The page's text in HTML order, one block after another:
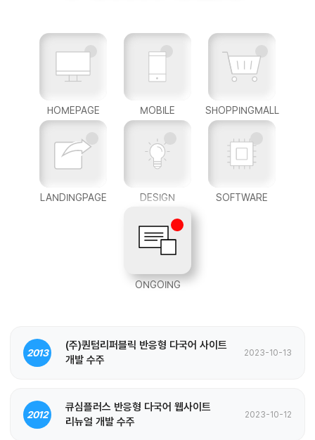
HOMEPAGE MOBILE SHOPPINGMALL
LANDINGPAGE DESIGN SOFTWARE
ONGOING
2013
(주)퀀텀리퍼블릭 반응형 다국어 사이트
개발 수주
2023-10-13
2012
큐심플러스 반응형 다국어 웹사이트
리뉴얼 개발 수주
2023-10-12